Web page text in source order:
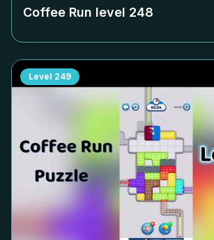
Coffee Run level 248
Level 249